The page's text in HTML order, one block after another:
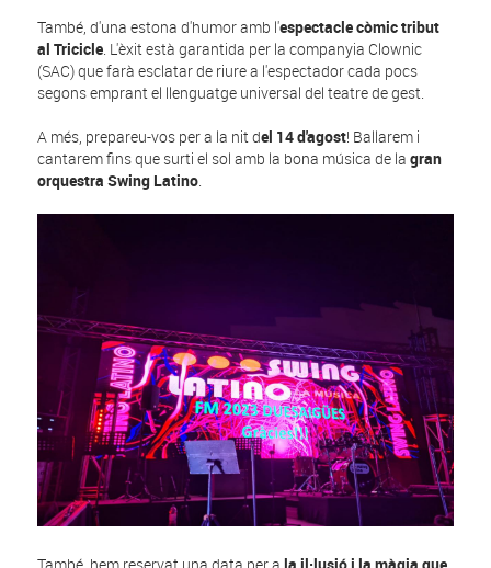
També, d'una estona d'humor amb l'espectacle còmic tribut
al Tricicle. L'èxit està garantida per la companyia Clownic
(SAC) que farà esclatar de riure a l'espectador cada pocs
segons emprant el llenguatge universal del teatre de gest.
A més, prepareu-vos per a la nit del 14 d'agost! Ballarem i
cantarem fins que surti el sol amb la bona música de lagran
orquestra Swing Latino.
També, hem reservat una data per ala il·lusió i la màgia que